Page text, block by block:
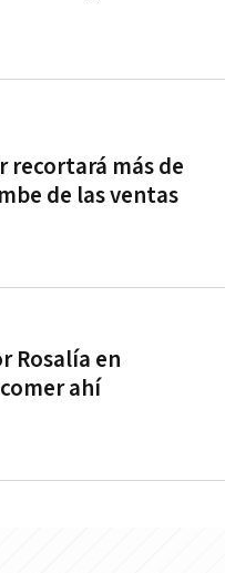
recortará más de
de las ventas
Rosalía en
ahí